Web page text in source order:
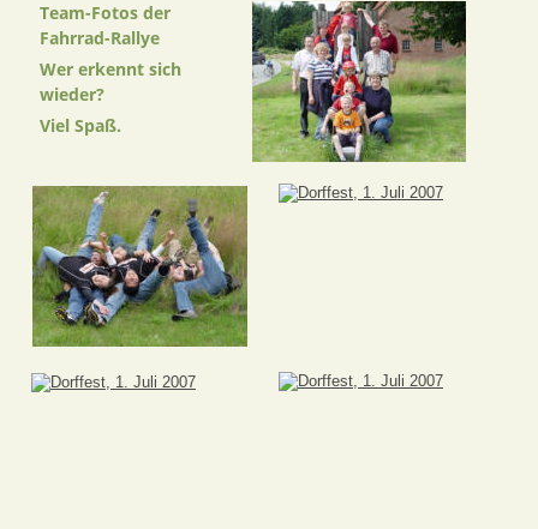
Team-Fotos der
Fahrrad-Rallye
Wer erkennt sich
wieder?
Viel Spaß.